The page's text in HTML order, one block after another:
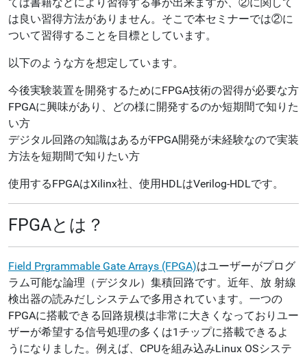
は良い習得方法がありません。そこで本セミナーでは②に
ついて習得することを目標としています。
以下のような方を想定しています。
今後実験装置を開発するためにFPGA技術の習得が必要な方
FPGAに興味があり、どの様に開発するのか短期間で知りた
い方
デジタル回路の知識はあるがFPGA開発が未経験なので実装
方法を短期間で知りたい方
使用するFPGAはXilinx社、使用HDLはVerilog-HDLです。
FPGAとは？
Field Prgrammable Gate Arrays (FPGA)はユーザーがプログ
ラム可能な論理（デジタル）集積回路です。近年、放 射線
検出器の読みだしシステムで多用されています。一つの
FPGAに搭載できる回路規模は非常に大きくなっておりユー
ザーが希望する信号処理の多くは1チップに搭載できるよ
うになりました。例えば、CPUを組み込みLinux OSシステ